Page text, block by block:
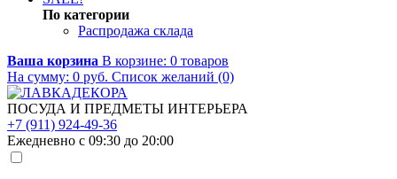
По категории
Распродажа склада
Ваша корзина В корзине: 0 товаров
На сумму: 0 руб. Список желаний (0)
ПОСУДА И ПРЕДМЕТЫ ИНТЕРЬЕРА
+7 (911) 924-49-36
Ежедневно с 09:30 до 20:00